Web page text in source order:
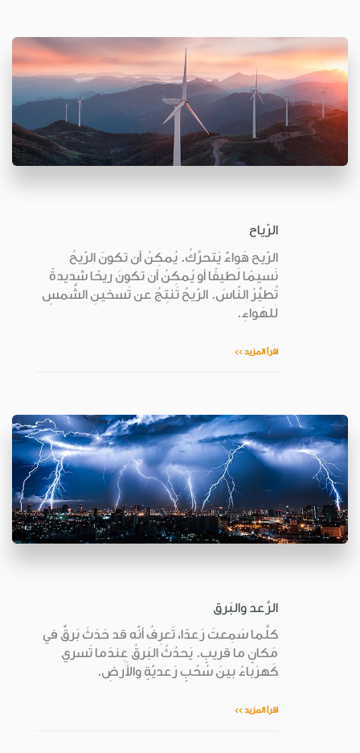
الرّياح
الرّيح هَواءٌ يَتحرَّكُ. يُمكِنُ أن تكونَ الرّيحُ
نَسيمًا لَطيفًا أو يُمكِنُ أن تكونَ ريحًا شديدةً
تُطيِّرُ النّاسَ. الرّيحُ تَنتِجُ عن تَسخينِ الشَّمسِ
للهَواءِ.
اقرأ المزيد >>
الرَّعد والبَرق
كلَّما سَمِعتَ رَعدًا، تَعرِفُ أنّه قد حَدَثَ بَرقٌ في
مَكانٍ ما قريبٍ. يَحدُثُ البَرقُ عِندَما تَسري
كَهرَباءُ بينَ سُحُبٍ رَعديّةٍ والأَرضِ.
اقرأ المزيد >>